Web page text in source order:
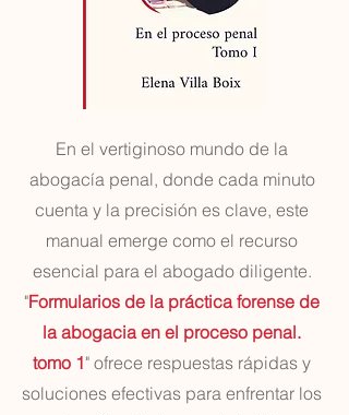
En el vertiginoso mundo de la
abogacía penal, donde cada minuto
cuenta y la precisión es clave, este
manual emerge como el recurso
esencial para el abogado diligente.
"Formularios de la práctica forense de
la abogacia en el proceso penal.
tomo 1" ofrece respuestas rápidas y
soluciones efectivas para enfrentar los